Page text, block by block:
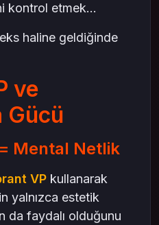
kontrol etmek…
haline geldiğinde
ve
Gücü
Mental Netlik
VP kullanarak
yalnızca estetik
da faydalı olduğunu